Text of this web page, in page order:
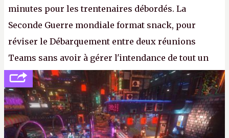
minutes pour les trentenaires débordés. La
Seconde Guerre mondiale format snack, pour
réviser le Débarquement entre deux réunions
Teams sans avoir à gérer l'intendance de tout un
continent. Pauvre ackboo, après avoir uriné sur ses
bottes, Relic vient donc de déféquer dans son
casque.P.